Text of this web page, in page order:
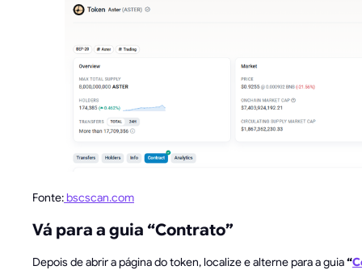
Fonte:bscscan.com
Vá para a guia “Contrato”
Depois de abrir a página do token, localize e alterne para a guia“